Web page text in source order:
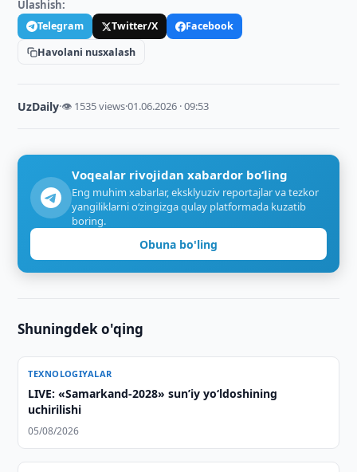
Ulashish:
Telegram Twitter/X
Facebook
Havolani nusxalash
UzDaily·👁 1535 views·01.06.2026 · 09:53
Voqealar rivojidan xabardor bo‘ling
Eng muhim xabarlar, eksklyuziv reportajlar va tezkor
yangiliklarni o‘zingizga qulay platformada kuzatib
boring.
Obuna bo'ling
Shuningdek o'qing
TEXNOLOGIYALAR
LIVE: «Samarkand-2028» sun’iy yo‘ldoshining
uchirilishi
05/08/2026